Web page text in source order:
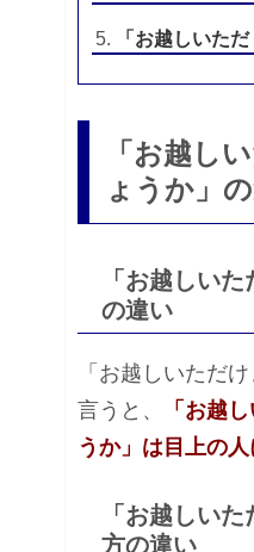
「お越しいた
「お越し
ょうか」
「お越しい
の違い
「お越しいただ
言うと、
「お越
うか」は目上の
「お越しい
方の違い